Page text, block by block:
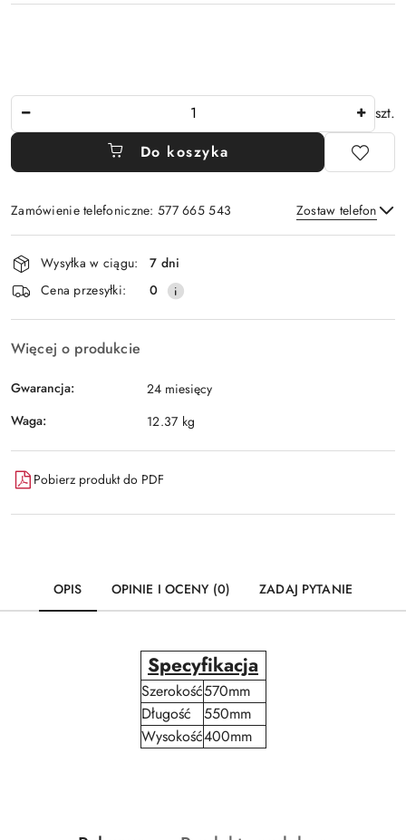
szt.
Do koszyka
Zamówienie telefoniczne: 577 665 543 Zostaw telefon
Wyślij
Dostępność
i
dostawa
Wysyłka w ciągu:
7 dni
Cena przesyłki:
0
Więcej o produkcie
Gwarancja:
24 miesięcy
Waga:
12.37 kg
Pobierz produkt do PDF
OPIS OPINIE I OCENY (0) ZADAJ PYTANIE
Specyfikacja
Szerokość570mm
Długość
550mm
Wysokość400mm